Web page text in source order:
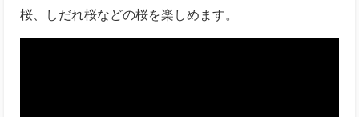
桜、しだれ桜などの桜を楽しめます。